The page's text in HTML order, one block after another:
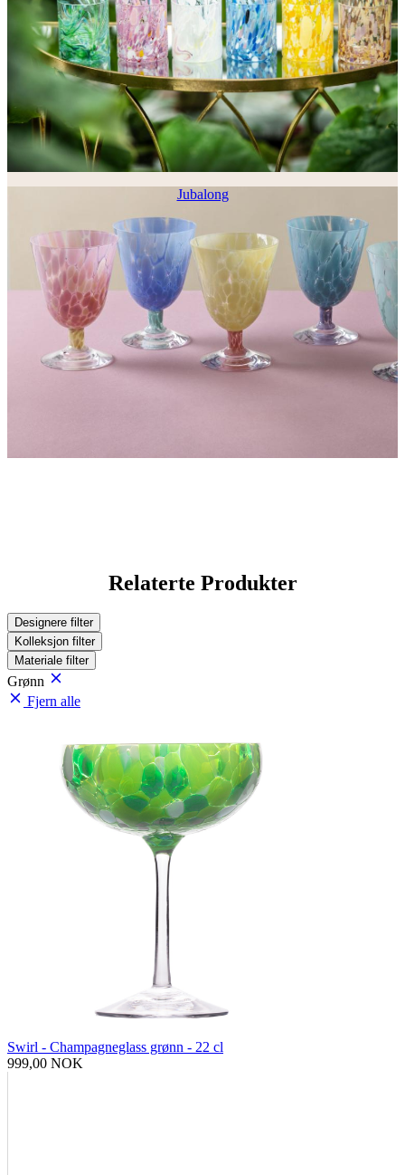
Jubalong
Relaterte Produkter
Designere filter
Kolleksjon filter
Materiale filter
Grønn
Fjern alle
Swirl - Champagneglass grønn - 22 cl
999,00 NOK